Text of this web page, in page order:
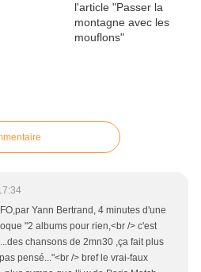
Yann Bertrand, 4 minutes d'une
"2 albums pour rien,<br /> c'est
chansons de 2mn30 ,ça fait plus
pensé..."<br /> bref le vrai-faux